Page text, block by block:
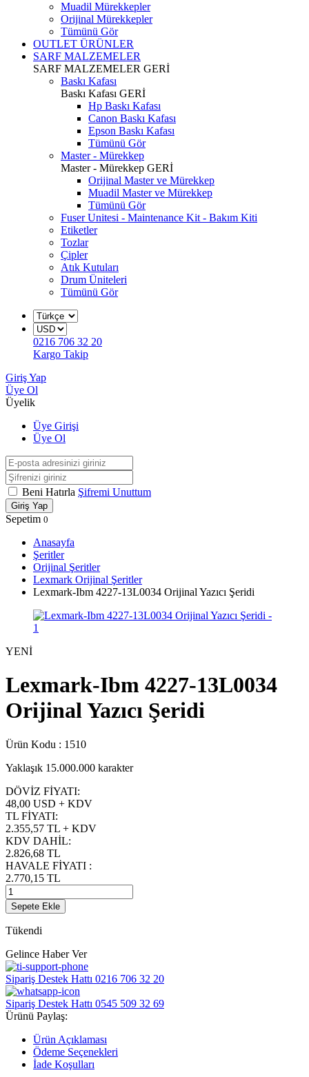
Muadil Mürekkepler
Orijinal Mürekkepler
Tümünü Gör
OUTLET ÜRÜNLER
SARF MALZEMELER
SARF MALZEMELER GERİ
Baskı Kafası
Baskı Kafası GERİ
Hp Baskı Kafası
Canon Baskı Kafası
Epson Baskı Kafası
Tümünü Gör
Master - Mürekkep
Master - Mürekkep GERİ
Orijinal Master ve Mürekkep
Muadil Master ve Mürekkep
Tümünü Gör
Fuser Unitesi - Maintenance Kit - Bakım Kiti
Etiketler
Tozlar
Çipler
Atık Kutuları
Drum Üniteleri
Tümünü Gör
0216 706 32 20
Kargo Takip
Giriş Yap
Üye Ol
Üyelik
Üye Girişi
Üye Ol
Beni Hatırla Şifremi Unuttum
Giriş Yap
Sepetim 0
Anasayfa
Şeritler
Orijinal Şeritler
Lexmark Orijinal Şeritler
Lexmark-Ibm 4227-13L0034 Orijinal Yazıcı Şeridi
YENİ
Lexmark-Ibm 4227-13L0034
Orijinal Yazıcı Şeridi
Ürün Kodu : 1510
Yaklaşık 15.000.000 karakter
DÖVİZ FİYATI:
48,00 USD + KDV
TL FİYATI:
2.355,57 TL + KDV
KDV DAHİL:
2.826,68 TL
HAVALE FİYATI :
2.770,15 TL
Sepete Ekle
Tükendi
Gelince Haber Ver
Sipariş Destek Hattı 0216 706 32 20
Sipariş Destek Hattı 0545 509 32 69
Ürünü Paylaş:
Ürün Açıklaması
Ödeme Seçenekleri
İade Koşulları